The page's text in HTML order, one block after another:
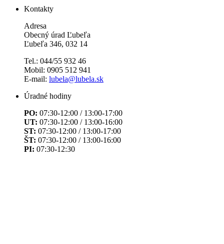
Kontakty
Adresa
Obecný úrad Ľubeľa
Ľubeľa 346, 032 14
Tel.: 044/55 932 46
Mobil: 0905 512 941
E-mail: lubela@lubela.sk
Úradné hodiny
PO: 07:30-12:00 / 13:00-17:00
UT: 07:30-12:00 / 13:00-16:00
ST: 07:30-12:00 / 13:00-17:00
ŠT: 07:30-12:00 / 13:00-16:00
PI: 07:30-12:30